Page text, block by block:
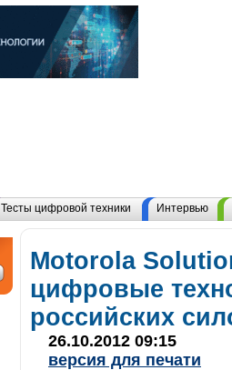
Тесты цифровой техники Интервью
Motorola
цифровые
российских
26.10.2012 09:15
версия для печати